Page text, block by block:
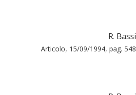
R. Bassi
Articolo, 15/09/1994, pag. 548